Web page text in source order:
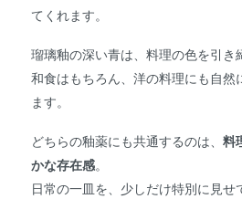
てくれます。
瑠璃釉の深い青は、料理の色を引き
和食はもちろん、洋の料理にも自然
ます。
どちらの釉薬にも共通するのは、 料
かな存在感。
日常の一皿を、少しだけ特別に見せ